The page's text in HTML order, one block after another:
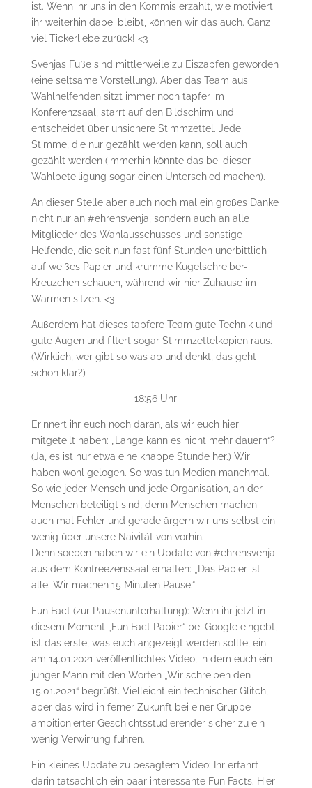
ist. Wenn ihr uns in den Kommis erzählt, wie motiviert
ihr weiterhin dabei bleibt, können wir das auch. Ganz
viel Tickerliebe zurück! <3
Svenjas Füße sind mittlerweile zu Eiszapfen geworden
(eine seltsame Vorstellung). Aber das Team aus
Wahlhelfenden sitzt immer noch tapfer im
Konferenzsaal, starrt auf den Bildschirm und
entscheidet über unsichere Stimmzettel. Jede
Stimme, die nur gezählt werden kann, soll auch
gezählt werden (immerhin könnte das bei dieser
Wahlbeteiligung sogar einen Unterschied machen).
An dieser Stelle aber auch noch mal ein großes Danke
nicht nur an #ehrensvenja, sondern auch an alle
Mitglieder des Wahlausschusses und sonstige
Helfende, die seit nun fast fünf Stunden unerbittlich
auf weißes Papier und krumme Kugelschreiber-
Kreuzchen schauen, während wir hier Zuhause im
Warmen sitzen. <3
Außerdem hat dieses tapfere Team gute Technik und
gute Augen und filtert sogar Stimmzettelkopien raus.
(Wirklich, wer gibt so was ab und denkt, das geht
schon klar?)
18:56 Uhr
Erinnert ihr euch noch daran, als wir euch hier
mitgeteilt haben: „Lange kann es nicht mehr dauern“?
(Ja, es ist nur etwa eine knappe Stunde her.) Wir
haben wohl gelogen. So was tun Medien manchmal.
So wie jeder Mensch und jede Organisation, an der
Menschen beteiligt sind, denn Menschen machen
auch mal Fehler und gerade ärgern wir uns selbst ein
wenig über unsere Naivität von vorhin.
Denn soeben haben wir ein Update von #ehrensvenja
aus dem Konfreezenssaal erhalten: „Das Papier ist
alle. Wir machen 15 Minuten Pause.“
Fun Fact (zur Pausenunterhaltung): Wenn ihr jetzt in
diesem Moment „Fun Fact Papier“ bei Google eingebt,
ist das erste, was euch angezeigt werden sollte, ein
am 14.01.2021 veröffentlichtes Video, in dem euch ein
junger Mann mit den Worten „Wir schreiben den
15.01.2021“ begrüßt. Vielleicht ein technischer Glitch,
aber das wird in ferner Zukunft bei einer Gruppe
ambitionierter Geschichtsstudierender sicher zu ein
wenig Verwirrung führen.
Ein kleines Update zu besagtem Video: Ihr erfahrt
darin tatsächlich ein paar interessante Fun Facts. Hier